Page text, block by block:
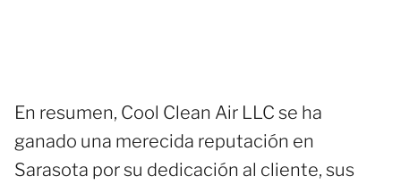
En resumen, Cool Clean Air LLC se ha
ganado una merecida reputación en
Sarasota por su dedicación al cliente, sus